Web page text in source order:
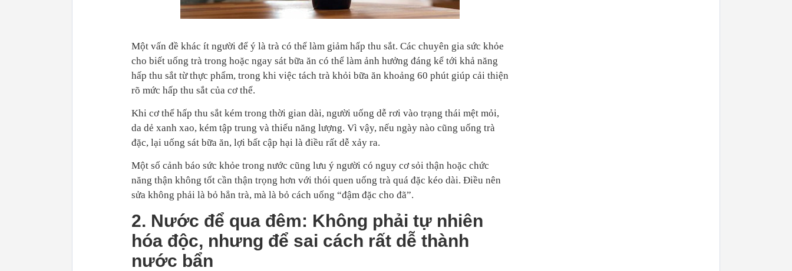
Một vấn đề khác ít người để ý là trà có thể làm giảm hấp thu sắt. Các chuyên gia sức khỏe
cho biết uống trà trong hoặc ngay sát bữa ăn có thể làm ảnh hưởng đáng kể tới khả năng
hấp thu sắt từ thực phẩm, trong khi việc tách trà khỏi bữa ăn khoảng 60 phút giúp cải thiện
rõ mức hấp thu sắt của cơ thể.
Khi cơ thể hấp thu sắt kém trong thời gian dài, người uống dễ rơi vào trạng thái mệt mỏi,
da dẻ xanh xao, kém tập trung và thiếu năng lượng. Vì vậy, nếu ngày nào cũng uống trà
đặc, lại uống sát bữa ăn, lợi bất cập hại là điều rất dễ xảy ra.
Một số cảnh báo sức khỏe trong nước cũng lưu ý người có nguy cơ sỏi thận hoặc chức
năng thận không tốt cần thận trọng hơn với thói quen uống trà quá đặc kéo dài. Điều nên
sửa không phải là bỏ hẳn trà, mà là bỏ cách uống “đậm đặc cho đã”.
2. Nước để qua đêm: Không phải tự nhiên
hóa độc, nhưng để sai cách rất dễ thành
nước bẩn